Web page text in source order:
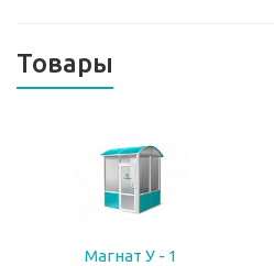
Товары
Магнат У - 1